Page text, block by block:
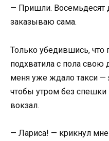
— Пришли. Восемьдесят
заказываю сама.
Только убедившись, что
подхватила с пола
меня уже ждало такси —
чтобы утром без спешки
вокзал.
— Лариса! — крикнул